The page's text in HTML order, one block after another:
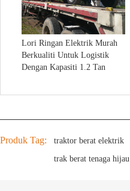
Lori Ringan Elektrik Murah
Berkualiti Untuk Logistik
Dengan Kapasiti 1.2 Tan
Produk Tag: traktor berat elektrik
trak berat tenaga hijau